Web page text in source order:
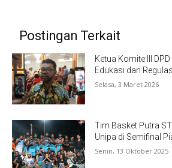
Postingan Terkait
Ketua Komite III
Edukasi dan
Selasa, 3 Maret 2026
Tim Basket Putra
Unipa di Semifinal
Senin, 13 Oktober 2025